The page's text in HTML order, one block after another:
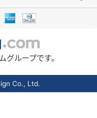
グループです。
Co., Ltd.